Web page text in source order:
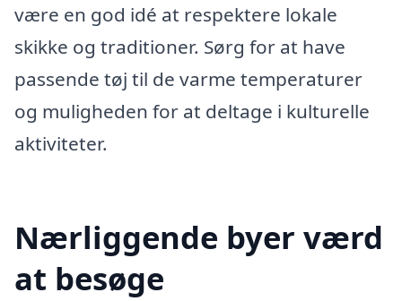
være en god idé at respektere lokale
skikke og traditioner. Sørg for at have
passende tøj til de varme temperaturer
og muligheden for at deltage i kulturelle
aktiviteter.
Nærliggende byer værd
at besøge